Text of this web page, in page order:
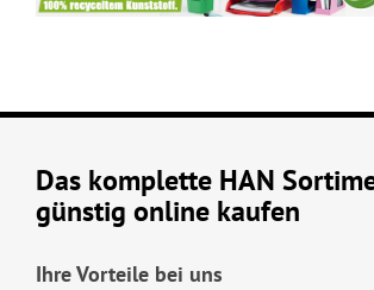
Das komplette HAN
günstig online kaufen
Ihre Vorteile bei uns